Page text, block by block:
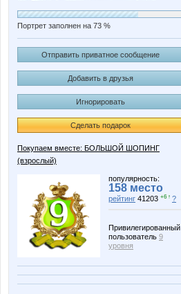
Портрет заполнен на 73 %
Отправить приватное сообщение
Добавить в друзья
Игнорировать
Сделать подарок
Покупаем вместе: БОЛЬШОЙ ШОПИНГ
(взрослый)
популярность:
158 место
рейтинг 41203 +6 ↑ ?
Привилегированный
пользователь 9
уровня